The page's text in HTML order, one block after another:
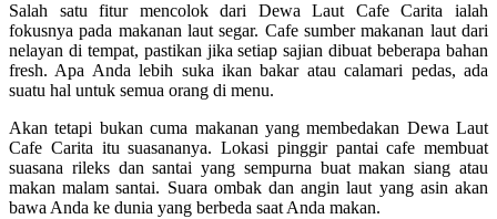
Salah satu fitur mencolok dari Dewa Laut Cafe Carita ialah
fokusnya pada makanan laut segar. Cafe sumber makanan laut dari
nelayan di tempat, pastikan jika setiap sajian dibuat beberapa bahan
fresh. Apa Anda lebih suka ikan bakar atau calamari pedas, ada
suatu hal untuk semua orang di menu.
Akan tetapi bukan cuma makanan yang membedakan Dewa Laut
Cafe Carita itu suasananya. Lokasi pinggir pantai cafe membuat
suasana rileks dan santai yang sempurna buat makan siang atau
makan malam santai. Suara ombak dan angin laut yang asin akan
bawa Anda ke dunia yang berbeda saat Anda makan.